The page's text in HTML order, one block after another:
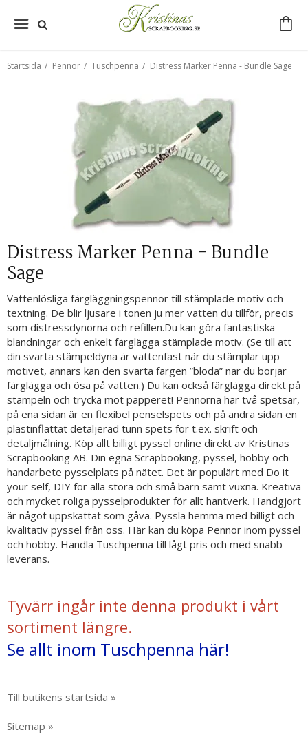
Startsida / Pennor / Tuschpenna / Distress Marker Penna - Bundle Sage
Distress Marker Penna - Bundle
Sage
Vattenlösliga färgläggningspennor till stämplade motiv och
textning. De blir ljusare i tonen ju mer vatten du tillför, precis
som distressdynorna och refillen.Du kan göra fantastiska
blandningar och enkelt färglägga stämplade motiv. (Se till att
din svarta stämpeldyna är vattenfast när du stämplar upp
motivet, annars kan den svarta färgen ”blöda” när du börjar
färglägga och ösa på vatten.) Du kan också färglägga direkt på
stämpeln och trycka mot papperet! Pennorna har två spetsar,
på ena sidan är en flexibel penselspets och på andra sidan en
plastinflattat detaljerad tunn spets för t.ex. skrift och
detaljmålning. Köp allt billigt pyssel online direkt av Kristinas
Scrapbooking AB. Din egna Scrapbooking, pyssel, hobby och
handarbete pysselplats på nätet. Det är populärt med Do it
your self, DIY för alla stora och små barn samt vuxna. Kreativa
och mycket roliga pysselprodukter för allt hantverk. Handgjort
är något uppskattat som gåva. Pyssla hemma med billigt och
kvalitativ pyssel från oss. Här kan du köpa Pennor inom pyssel
och hobby. Handla Tuschpenna till lågt pris och med snabb
leverans.
Tyvärr ingår inte denna produkt i vårt
sortiment längre.
Se allt inom Tuschpenna här!
Till butikens startsida »
Sitemap »